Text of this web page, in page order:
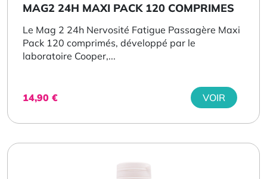
MAG2 24H MAXI PACK 120 COMPRIMES
Le Mag 2 24h Nervosité Fatigue Passagère Maxi
Pack 120 comprimés, développé par le
laboratoire Cooper,...
14,90 € VOIR